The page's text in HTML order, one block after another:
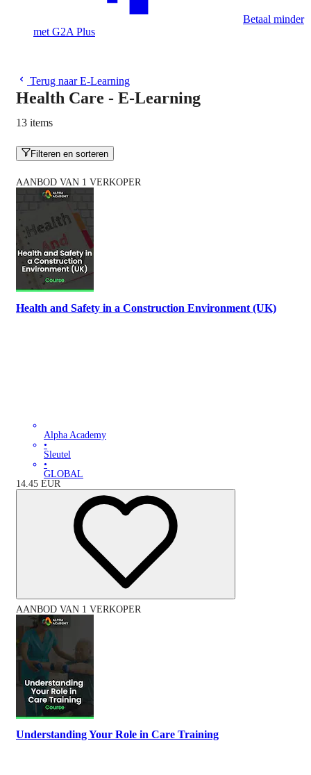
Betaal minder
met G2A Plus
Terug naar E-Learning
Health Care - E-Learning
13 items
Filteren en sorteren
AANBOD VAN 1 VERKOPER
Health and Safety in a Construction Environment (UK)
Alpha Academy
•
Sleutel
•
GLOBAL
14.45 EUR
AANBOD VAN 1 VERKOPER
Understanding Your Role in Care Training